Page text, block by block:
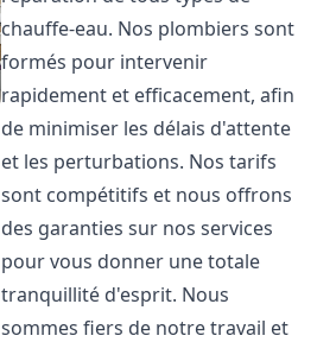
chauffe-eau. Nos plombiers sont
formés pour intervenir
rapidement et efficacement, afin
de minimiser les délais d'attente
et les perturbations. Nos tarifs
sont compétitifs et nous offrons
des garanties sur nos services
pour vous donner une totale
tranquillité d'esprit. Nous
sommes fiers de notre travail et